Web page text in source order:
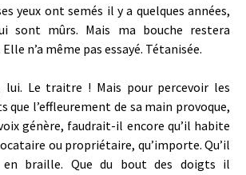
yeux ont semés il y a quelques années,
sont mûrs. Mais ma bouche restera
n’a même pas essayé. Tétanisée.
lui. Le traitre ! Mais pour percevoir les
que l’effleurement de sa main provoque,
génère, faudrait-il encore qu’il habite
ou propriétaire, qu’importe. Qu’il
en braille. Que du bout des doigts il